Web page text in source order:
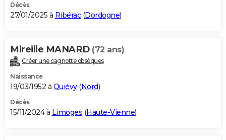
Décès
27/01/2025 à Ribérac(Dordogne)
Mireille MANARD (72 ans)
Créer une cagnotte obsèques
Naissance
19/03/1952 à Quiévy(Nord)
Décès
15/11/2024 à Limoges (Haute-Vienne)